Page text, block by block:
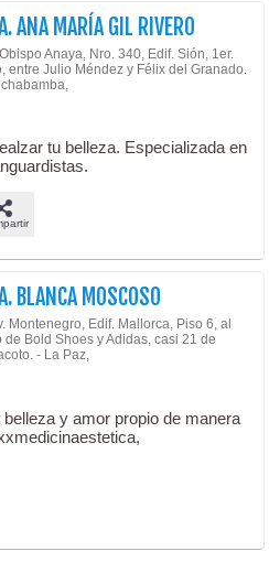
ANA MARÍA GIL RIVERO
Anaya, Nro. 340, Edif. Sión, 1er.
entre Julio Méndez y Félix del Granado.
tu belleza. Especializada en
BLANCA MOSCOSO
Montenegro, Edif. Mallorca, Piso 6, al
de Bold Shoes y Adidas, casi 21 de
- La Paz,
y amor propio de manera